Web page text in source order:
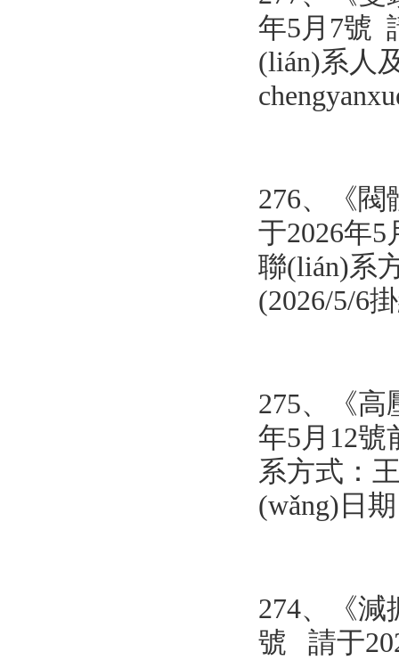
年5月7號
(lián)系人
276、《閥
于2026年
聯(lián)系
(2026/5/6
275、《高
年5月12號
系方式：
(wǎng)日
274、《減
號 請于